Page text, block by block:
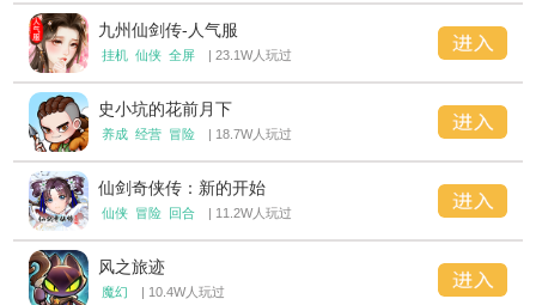
九州仙剑传-人气服
挂机 仙侠 全屏 | 23.1W人玩过
史小坑的花前月下
养成 经营 冒险 | 18.7W人玩过
仙剑奇侠传：新的开始
仙侠 冒险 回合 | 11.2W人玩过
风之旅迹
魔幻 | 10.4W人玩过